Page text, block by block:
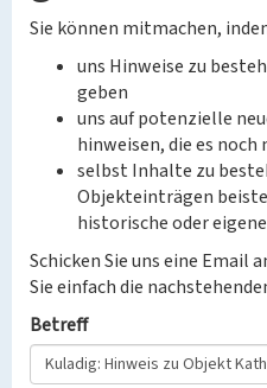
Sie können mitmachen,
uns Hinweise zu
geben
uns auf potenzielle
hinweisen, die es
selbst Inhalte zu
Objekteinträgen
historische oder
Schicken Sie uns eine Email
Sie einfach die
Betreff